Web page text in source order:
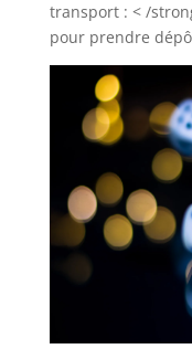
transport : < /
pour prendre